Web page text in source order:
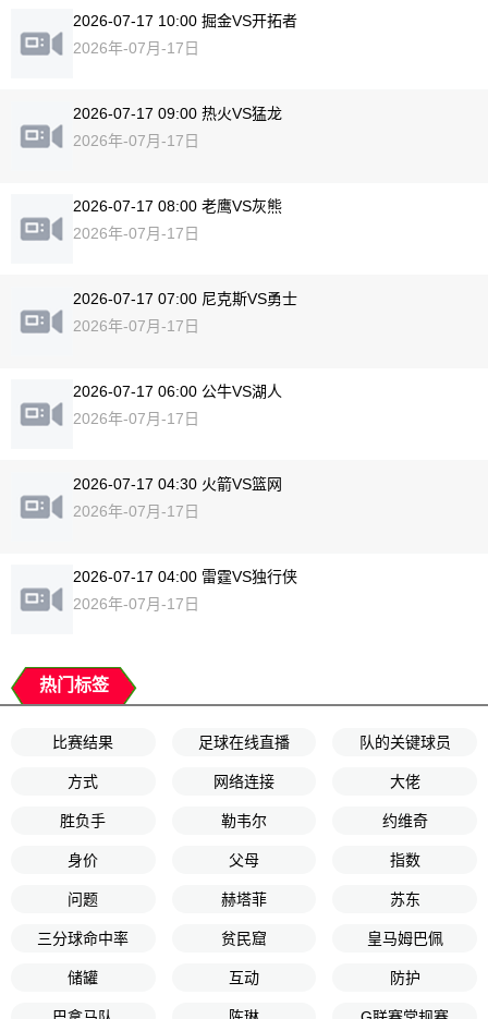
2026-07-17 10:00 掘金VS开拓者
2026年-07月-17日
2026-07-17 09:00 热火VS猛龙
2026年-07月-17日
2026-07-17 08:00 老鹰VS灰熊
2026年-07月-17日
2026-07-17 07:00 尼克斯VS勇士
2026年-07月-17日
2026-07-17 06:00 公牛VS湖人
2026年-07月-17日
2026-07-17 04:30 火箭VS篮网
2026年-07月-17日
2026-07-17 04:00 雷霆VS独行侠
2026年-07月-17日
热门标签
比赛结果 足球在线直播 队的关键球员
方式 网络连接 大佬
胜负手 勒韦尔 约维奇
身价 父母 指数
问题 赫塔菲 苏东
三分球命中率 贫民窟 皇马姆巴佩
储罐 互动 防护